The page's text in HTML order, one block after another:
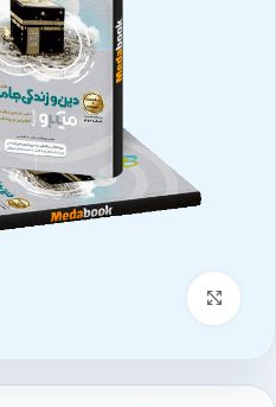
بزرگنمایی تصویر